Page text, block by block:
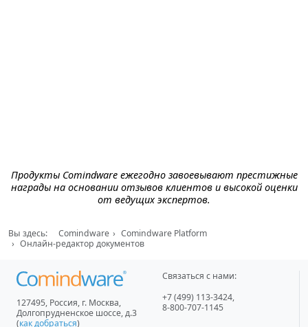
Продукты Comindware ежегодно завоевывают престижные
награды на основании отзывов клиентов и высокой оценки
от ведущих экспертов.
Вы здесь: Comindware
Comindware Platform
Онлайн-редактор документов
127495, Россия, г. Москва,
Долгопрудненское шоссе, д.3
(как добраться)
Связаться с нами:
+7 (499) 113-3424,
8-800-707-1145